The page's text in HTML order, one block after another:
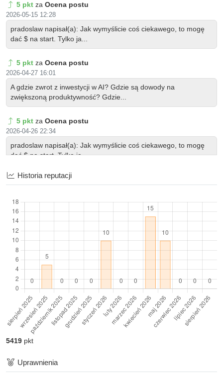
5 pkt za Ocena postu
2026-05-15 12:28
pradoslaw napisał(a): Jak wymyślicie coś ciekawego, to mogę
dać $ na start. Tylko ja...
5 pkt za Ocena postu
2026-04-27 16:01
A gdzie zwrot z inwestycji w AI? Gdzie są dowody na
zwiększoną produktywność? Gdzie...
5 pkt za Ocena postu
2026-04-26 22:34
pradoslaw napisał(a): Jak wymyślicie coś ciekawego, to mogę
dać $ na start. Tylko ja...
5 pktza Ocena postu
pradoslaw napisał(a): Jak wymyślicie coś ciekawego, to mogę
dać $ na start. Tylko ja...
5 pkt
2026-01-21 23:54
Skoro jesteś javowcem to zbuduj sobie pipeline, który Ci
zbuduje apkę mavenem albo g...
5 pkt zaOcena postu
2026-01-21 11:18
Skoro jesteś javowcem to zbuduj sobie pipeline, który Ci
zbuduje apkę mavenem albo g...
2025-09-15 17:04
Historia reputacji
5419 pkt
Uprawnienia